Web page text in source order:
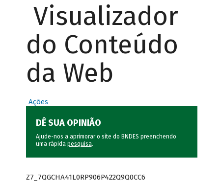
Visualizador
do Conteúdo
da Web
Ações
DÊ SUA OPINIÃO
Ajude-nos a aprimorar o site do BNDES preenchendo
uma rápida pesquisa.
Z7_7QGCHA41L0RP906P422Q9Q0CC6